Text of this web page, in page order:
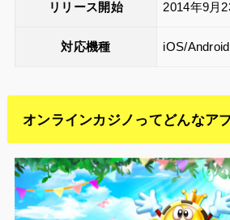
リリース開始 2014年9月
対応機種 iOS/
オンラインカジノってどんなア